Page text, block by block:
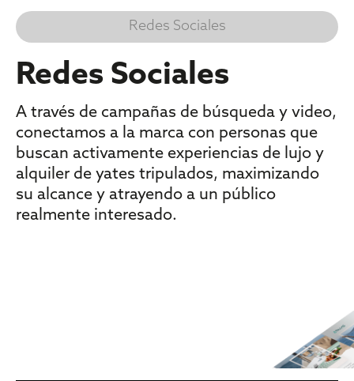
Redes Sociales
Redes Sociales
A través de campañas de búsqueda y video,
conectamos a la marca con personas que
buscan activamente experiencias de lujo y
alquiler de yates tripulados, maximizando
su alcance y atrayendo a un público
realmente interesado.